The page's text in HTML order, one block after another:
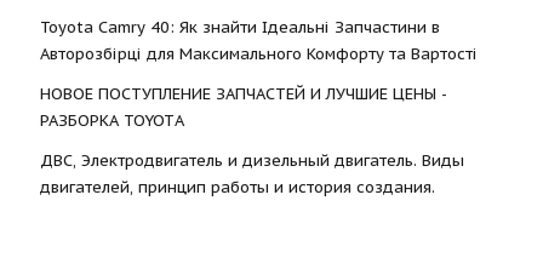
Toyota Camry 40: Як знайти Ідеальні Запчастини в
Авторозбірці для Максимального Комфорту та Вартості
НОВОЕ ПОСТУПЛЕНИЕ ЗАПЧАСТЕЙ И ЛУЧШИЕ ЦЕНЫ -
РАЗБОРКА TOYOTА
ДВС, Электродвигатель и дизельный двигатель. Виды
двигателей, принцип работы и история создания.